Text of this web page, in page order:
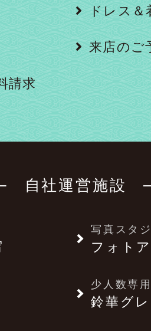
ドレス＆
来店のご
請求
自社運営施設
写真スタ
フォト
少人数専
鈴華グ